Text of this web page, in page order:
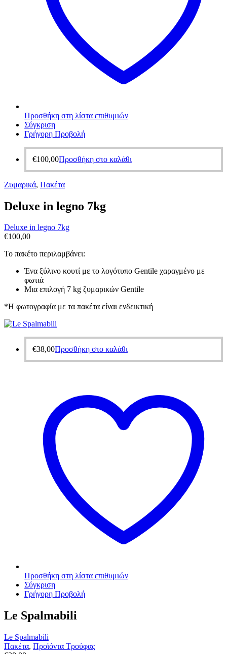
Προσθήκη στη λίστα επιθυμιών
Σύγκριση
Γρήγορη Προβολή
€100,00Προσθήκη στο καλάθι
Ζυμαρικά, Πακέτα
Deluxe in legno 7kg
Deluxe in legno 7kg
€100,00
Το πακέτο περιλαμβάνει:
Ένα ξύλινο κουτί με το λογότυπο Gentile χαραγμένο με
φωτιά
Mια επιλογή 7 kg ζυμαρικών Gentile
*H φωτογραφία με τα πακέτα είναι ενδεικτική
€38,00Προσθήκη στο καλάθι
Προσθήκη στη λίστα επιθυμιών
Σύγκριση
Γρήγορη Προβολή
Le Spalmabili
Le Spalmabili
Πακέτα, Προϊόντα Τρούφας